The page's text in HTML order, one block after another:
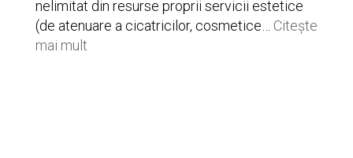
Hope
nelimitat din resurse proprii servicii estetice
(de atenuare a cicatricilor, cosmetice… Citește
mai mult: